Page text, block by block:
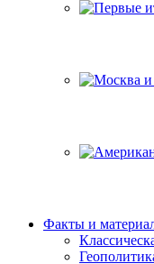
Факты и